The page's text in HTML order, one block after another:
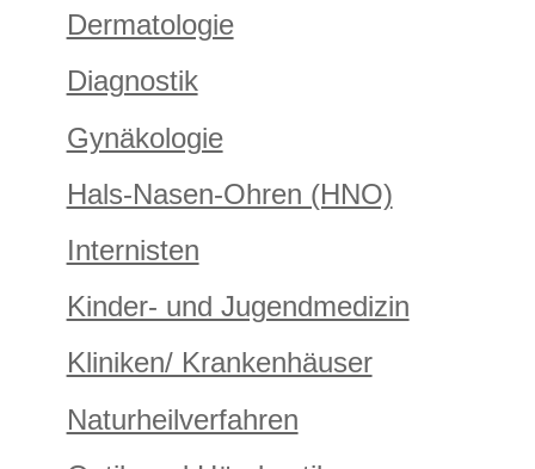
Dermatologie
Diagnostik
Gynäkologie
Hals-Nasen-Ohren (HNO)
Internisten
Kinder- und Jugendmedizin
Kliniken/ Krankenhäuser
Naturheilverfahren